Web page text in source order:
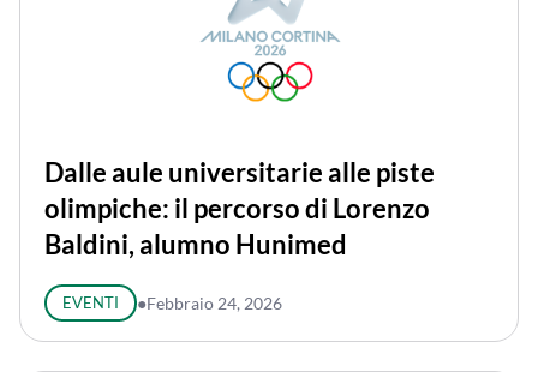
Dalle aule universitarie alle piste
olimpiche: il percorso di Lorenzo
Baldini, alumno Hunimed
EVENTI ●Febbraio 24, 2026